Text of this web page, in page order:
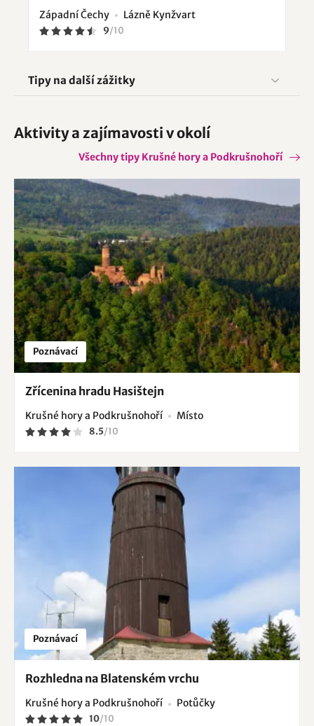
Západní Čechy Lázně Kynžvart
9/10
Tipy na další zážitky
Aktivity a zajímavosti v okolí
Všechny tipy Krušné hory a Podkrušnohoří
Poznávací
Zřícenina hradu Hasištejn
Krušné hory a Podkrušnohoří Místo
8.5/10
Poznávací
Rozhledna na Blatenském vrchu
Krušné hory a Podkrušnohoří Potůčky
10/10